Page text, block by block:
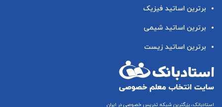
برترین اساتید فیزیک
برترین اساتید شیمی
برترین اساتید زیست
استادبانک، بزرگترین شبکه تدریس خصوصی در ایران